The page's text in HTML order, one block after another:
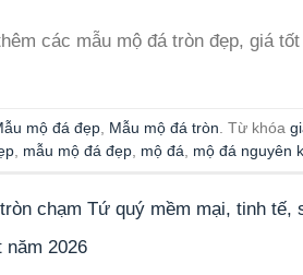
các mẫu mộ đá tròn đẹp, giá tốt
mộ đá đẹp, Mẫu mộ đá tròn. Từ khóa
, mẫu mộ đá đẹp, mộ đá, mộ đá nguyên
chạm Tứ quý mềm mại, tinh tế,
năm 2026